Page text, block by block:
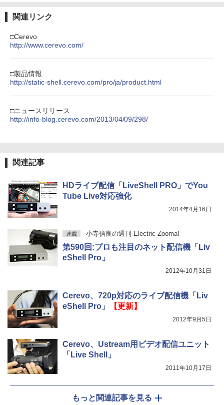
関連リンク
□Cerevo
http://www.cerevo.com/
□製品情報
http://static-shell.cerevo.com/pro/ja/product.html
□ニュースリリース
http://info-blog.cerevo.com/2013/04/09/298/
関連記事
HDライブ配信「LiveShell PRO」でYou
Tube Live対応強化
2014年4月16日
連載 小寺信良の週刊 Electric Zooma!
第590回:プロも注目のネット配信機「Liv
eShell Pro」
2012年10月31日
Cerevo、720p対応のライブ配信機「Liv
eShell Pro」
【更新】
2012年9月5日
Cerevo、Ustream用ビデオ配信ユニット
「Live Shell」
2011年10月17日
もっと関連記事を見る